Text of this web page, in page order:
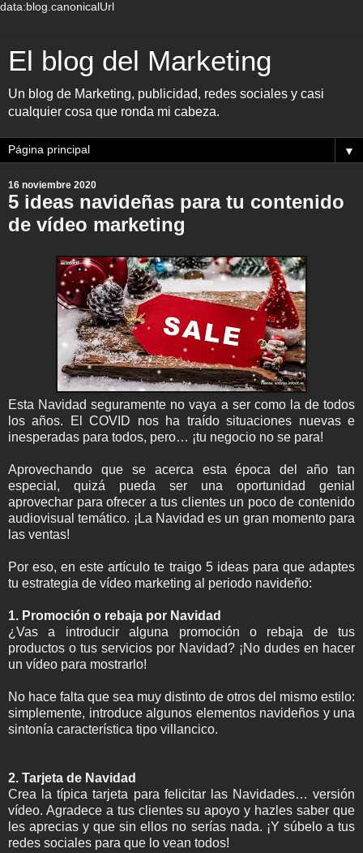
data:blog.canonicalUrl
El blog del Marketing
Un blog de Marketing, publicidad, redes sociales y casi
cualquier cosa que ronda mi cabeza.
▼
16 noviembre 2020
5 ideas navideñas para tu contenido
de vídeo marketing
Esta Navidad seguramente no vaya a ser como la de todos
los años. El COVID nos ha traído situaciones nuevas e
inesperadas para todos, pero… ¡tu negocio no se para!
Aprovechando que se acerca esta época del año tan
especial, quizá pueda ser una oportunidad genial
aprovechar para ofrecer a tus clientes un poco de contenido
audiovisual temático. ¡La Navidad es un gran momento para
las ventas!
Por eso, en este artículo te traigo 5 ideas para que adaptes
tu estrategia de vídeo marketing al periodo navideño:
1. Promoción o rebaja por Navidad
¿Vas a introducir alguna promoción o rebaja de tus
productos o tus servicios por Navidad? ¡No dudes en hacer
un vídeo para mostrarlo!
No hace falta que sea muy distinto de otros del mismo estilo:
simplemente, introduce algunos elementos navideños y una
sintonía característica tipo villancico.
2. Tarjeta de Navidad
Crea la típica tarjeta para felicitar las Navidades… versión
vídeo. Agradece a tus clientes su apoyo y hazles saber que
les aprecias y que sin ellos no serías nada. ¡Y súbelo a tus
redes sociales para que lo vean todos!